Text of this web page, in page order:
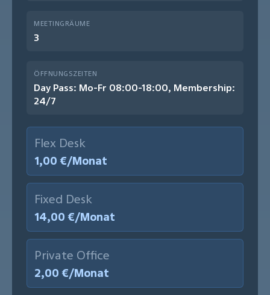
MEETINGRÄUME
3
ÖFFNUNGSZEITEN
Day Pass: Mo-Fr 08:00-18:00, Membership:
24/7
Flex Desk
1,00 €/Monat
Fixed Desk
14,00 €/Monat
Private Office
2,00 €/Monat